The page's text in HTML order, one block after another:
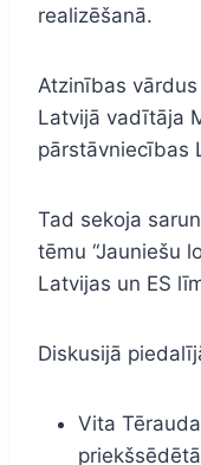
realizēšanā.
Atzinības
Latvijā vadītāja
pārstāvniecības
Tad sekoja
tēmu “Jauniešu
Latvijas un ES
Diskusijā
Vita